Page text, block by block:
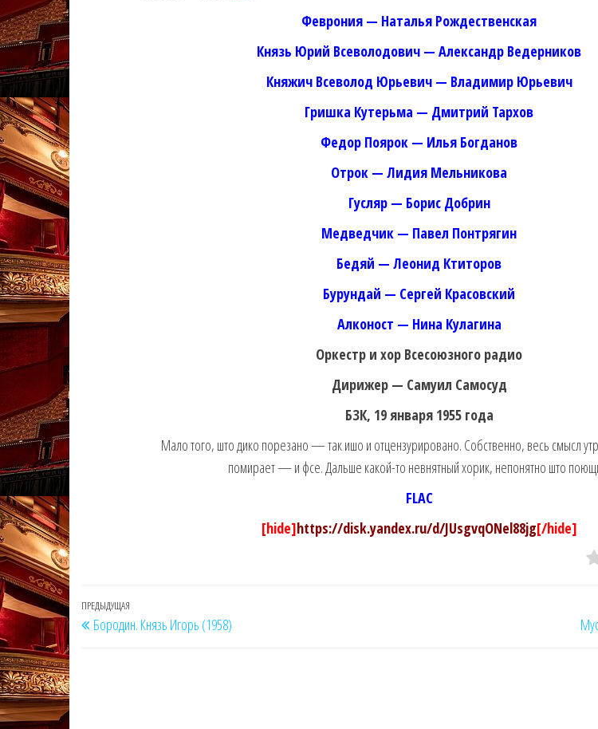
Феврония — Наталья Рождественская
Князь Юрий Всеволодович — Александр Ведерников
Княжич Всеволод Юрьевич — Владимир Юрьевич
Гришка Кутерьма — Дмитрий Тархов
Федор Поярок — Илья Богданов
Отрок — Лидия Мельникова
Гусляр — Борис Добрин
Медведчик — Павел Понтрягин
Бедяй — Леонид Ктиторов
Бурундай — Сергей Красовский
Алконост — Нина Кулагина
Оркестр и хор Всесоюзного радио
Дирижер — Самуил Самосуд
БЗК, 19 января 1955 года
Мало того, што дико порезано — так ишо и отцензурировано. Собственно, весь смысл
помирает — и фсе. Дальше какой-то невнятный хорик, непонятно што
FLAC
[hide]https://disk.yandex.ru/d/JUsgvqONel88jg[/hide]
Навигация
по
Предыдущая
запись
ПРЕДЫДУЩАЯ
Бородин. Князь Игорь (1958)